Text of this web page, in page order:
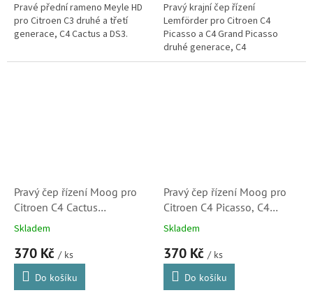
Pravé přední rameno Meyle HD
pro Citroen C3 druhé a třetí
generace, C4 Cactus a DS3.
Pravý krajní čep řízení
Lemförder pro Citroen C4
Picasso a C4 Grand Picasso
druhé generace, C4
Spacetourer a C4 Grand
Pravý čep řízení Moog pro
Citroen C4 Cactus
(1608025280)
Skladem
370 Kč / ks
Do košíku
Pravý čep řízení Moog pro
Citroen C4 Picasso, C4
Spacetourer , Berlingo a C4
Skladem
370 Kč / ks
Do košíku